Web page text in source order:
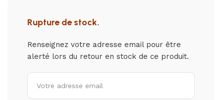
Rupture de stock.
Renseignez votre adresse email pour être
alerté lors du retour en stock de ce produit.